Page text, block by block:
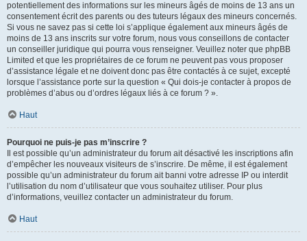
potentiellement des informations sur les mineurs âgés de moins de 13 ans un
consentement écrit des parents ou des tuteurs légaux des mineurs concernés.
Si vous ne savez pas si cette loi s’applique également aux mineurs âgés de
moins de 13 ans inscrits sur votre forum, nous vous conseillons de contacter
un conseiller juridique qui pourra vous renseigner. Veuillez noter que phpBB
Limited et que les propriétaires de ce forum ne peuvent pas vous proposer
d’assistance légale et ne doivent donc pas être contactés à ce sujet, excepté
lorsque l’assistance porte sur la question « Qui dois-je contacter à propos de
problèmes d’abus ou d’ordres légaux liés à ce forum ? ».
Haut
Pourquoi ne puis-je pas m’inscrire ?
Il est possible qu’un administrateur du forum ait désactivé les inscriptions afin
d’empêcher les nouveaux visiteurs de s’inscrire. De même, il est également
possible qu’un administrateur du forum ait banni votre adresse IP ou interdit
l’utilisation du nom d’utilisateur que vous souhaitez utiliser. Pour plus
d’informations, veuillez contacter un administrateur du forum.
Haut